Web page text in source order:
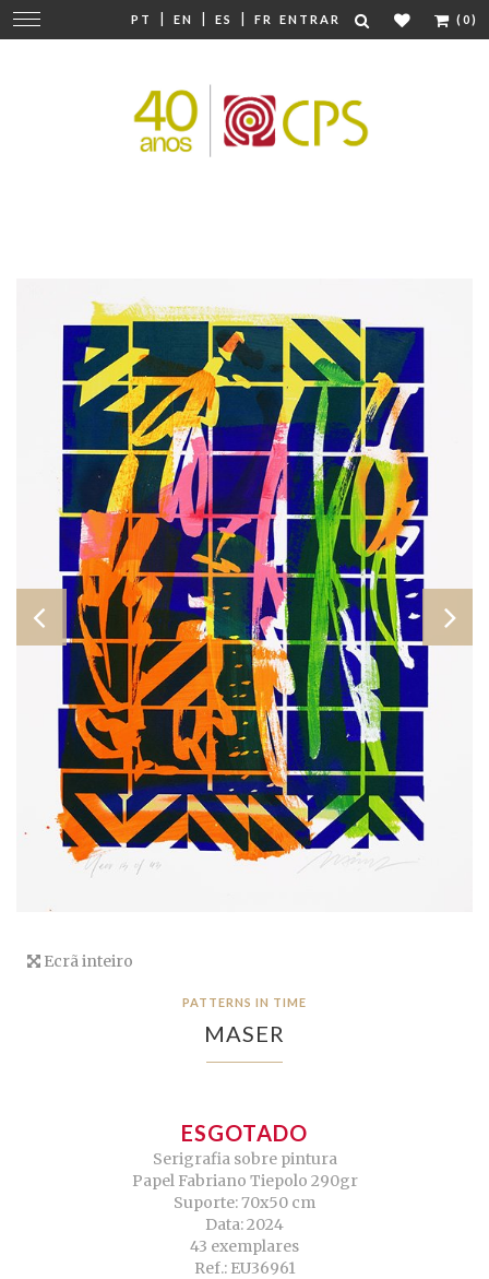
PT | EN | ES | FR ENTRAR (0)
Mudar
navegação
Ecrã inteiro
PATTERNS IN TIME
MASER
ESGOTADO
Serigrafia sobre pintura
Papel Fabriano Tiepolo 290gr
Suporte: 70x50 cm
Data: 2024
43 exemplares
Ref.: EU36961